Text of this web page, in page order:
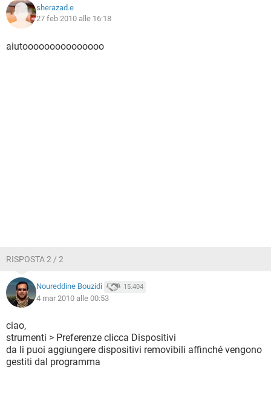
sherazad.e
27 feb 2010 alle 16:18
aiutooooooooooooooo
RISPOSTA 2 / 2
Noureddine Bouzidi 15.404
4 mar 2010 alle 00:53
ciao,
strumenti > Preferenze clicca Dispositivi
da li puoi aggiungere dispositivi removibili affinché vengono
gestiti dal programma